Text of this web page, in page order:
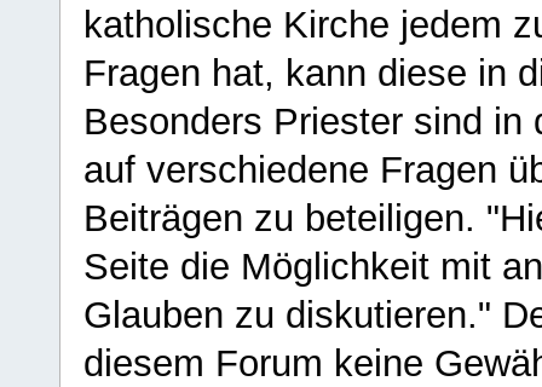
katholische Kirche jedem
Fragen hat, kann diese in
Besonders Priester sind in
auf verschiedene Fragen
Beiträgen zu beteiligen.
Seite die Möglichkeit mit
Glauben zu diskutieren."
diesem Forum keine